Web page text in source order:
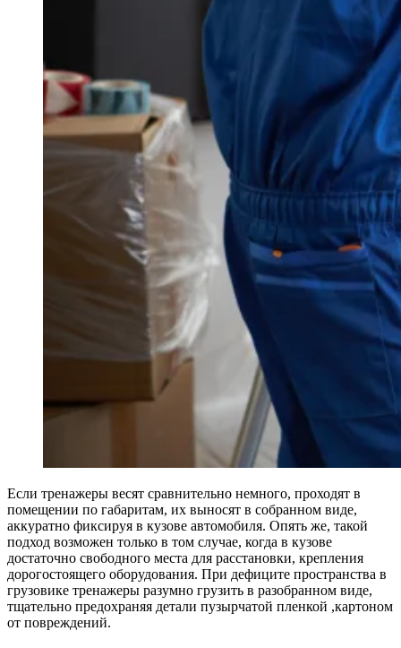
Если тренажеры весят сравнительно немного, проходят в
помещении по габаритам, их выносят в собранном виде,
аккуратно фиксируя в кузове автомобиля. Опять же, такой
подход возможен только в том случае, когда в кузове
достаточно свободного места для расстановки, крепления
дорогостоящего оборудования. При дефиците пространства в
грузовике тренажеры разумно грузить в разобранном виде,
тщательно предохраняя детали пузырчатой пленкой ,картоном
от повреждений.